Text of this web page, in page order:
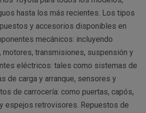
hasta los más recientes. Los tipos
y accesorios disponibles en
mecánicos: incluyendo
transmisiones, suspensión y
eléctricos: tales como sistemas de
de carga y arranque, sensores y
de carrocería: como puertas, capós,
espejos retrovisores. Repuestos de